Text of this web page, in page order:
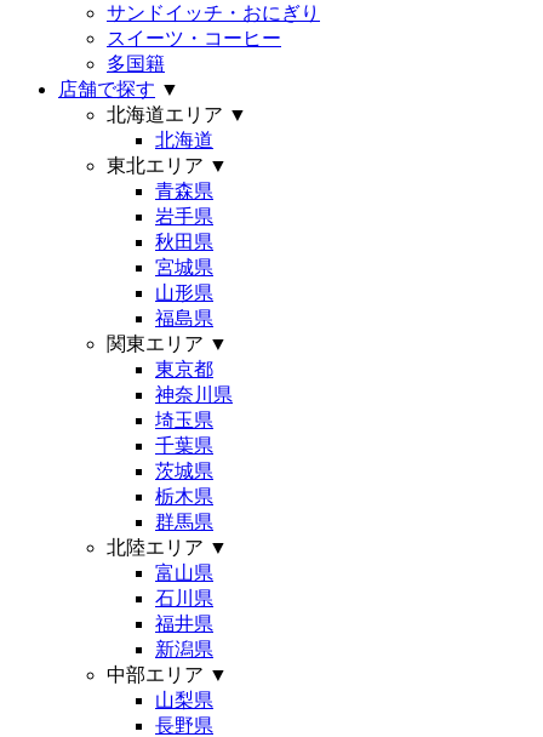
サンドイッチ・おにぎり
スイーツ・コーヒー
多国籍
店舗で探す ▼
北海道エリア ▼
北海道
東北エリア ▼
青森県
岩手県
秋田県
宮城県
山形県
福島県
関東エリア ▼
東京都
神奈川県
埼玉県
千葉県
茨城県
栃木県
群馬県
北陸エリア ▼
富山県
石川県
福井県
新潟県
中部エリア ▼
山梨県
長野県